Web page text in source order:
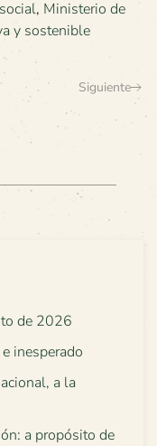
, Ministerio de
y sostenible
Siguiente
de 2026
inesperado
a la
a propósito de